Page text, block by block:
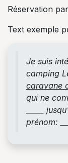
Réservation par
Text exemple
Je suis
camping
caravane
qui ne
_____
prénom: ___